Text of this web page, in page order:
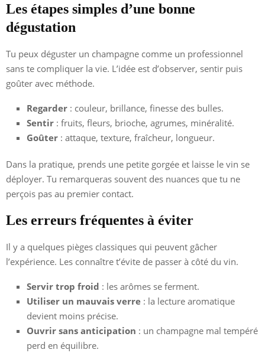
Les étapes simples d’une bonne
dégustation
Tu peux déguster un champagne comme un professionnel
sans te compliquer la vie. L’idée est d’observer, sentir puis
goûter avec méthode.
Regarder : couleur, brillance, finesse des bulles.
Sentir : fruits, fleurs, brioche, agrumes, minéralité.
Goûter : attaque, texture, fraîcheur, longueur.
Dans la pratique, prends une petite gorgée et laisse le vin se
déployer. Tu remarqueras souvent des nuances que tu ne
perçois pas au premier contact.
Les erreurs fréquentes à éviter
Il y a quelques pièges classiques qui peuvent gâcher
l’expérience. Les connaître t’évite de passer à côté du vin.
Servir trop froid : les arômes se ferment.
Utiliser un mauvais verre : la lecture aromatique
devient moins précise.
Ouvrir sans anticipation : un champagne mal tempéré
perd en équilibre.